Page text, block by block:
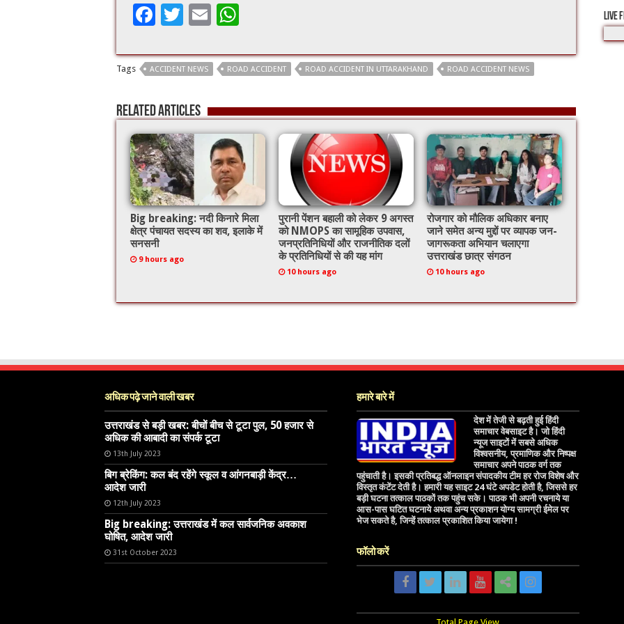
F
e
b
o
o
k
T
tt
er
E
ai
l
at
sA
p
p
Tags ACCIDENT NEWS ROAD ACCIDENT ROAD ACCIDENT IN UTTARAKHAND ROAD ACCIDENT NEWS
Related Articles
Big breaking: नदी किनारे मिला
क्षेत्र पंचायत सदस्य का शव, इलाके में
सनसनी
9 hours ago
पुरानी पेंशन बहाली को लेकर 9 अगस्त
को NMOPS का सामूहिक उपवास,
जनप्रतिनिधियों और राजनीतिक दलों
के प्रतिनिधियों से की यह मांग
10 hours ago
रोजगार को मौलिक अधिकार बनाए
जाने समेत अन्य मुद्दों पर व्यापक जन-
जागरूकता अभियान चलाएगा
उत्तराखंड छात्र संगठन
10 hours ago
LIVE
अधिक पढ़े जाने वाली खबर
उत्तराखंड से बड़ी खबर: बीचों बीच से टूटा पुल, 50 हजार से
अधिक की आबादी का संपर्क टूटा
13th July 2023
बिग ब्रेकिंग: कल बंद रहेंगे स्कूल व आंगनबाड़ी केंद्र…
आदेश जारी
12th July 2023
Big breaking: उत्तराखंड में कल सार्वजनिक अवकाश
घोषित, आदेश जारी
31st October 2023
हमारे बारे में
देश में तेजी से बढ़ती हुई हिंदी
समाचार वेबसाइट है। जो हिंदी
न्यूज साइटों में सबसे अधिक
विश्वसनीय, प्रमाणिक और निष्पक्ष
समाचार अपने पाठक वर्ग तक
पहुंचाती है। इसकी प्रतिबद्ध ऑनलाइन संपादकीय टीम हर रोज विशेष और
विस्तृत कंटेंट देती है। हमारी यह साइट 24 घंटे अपडेट होती है, जिससे हर
बड़ी घटना तत्काल पाठकों तक पहुंच सके। पाठक भी अपनी रचनाये या
आस-पास घटित घटनाये अथवा अन्य प्रकाशन योग्य सामग्री ईमेल पर
भेज सकते है, जिन्हें तत्काल प्रकाशित किया जायेगा !
फॉलो करें